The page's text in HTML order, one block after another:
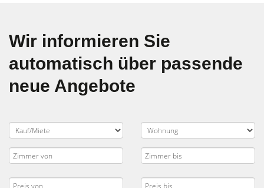
Wir informieren Sie
automatisch über passende
neue Angebote